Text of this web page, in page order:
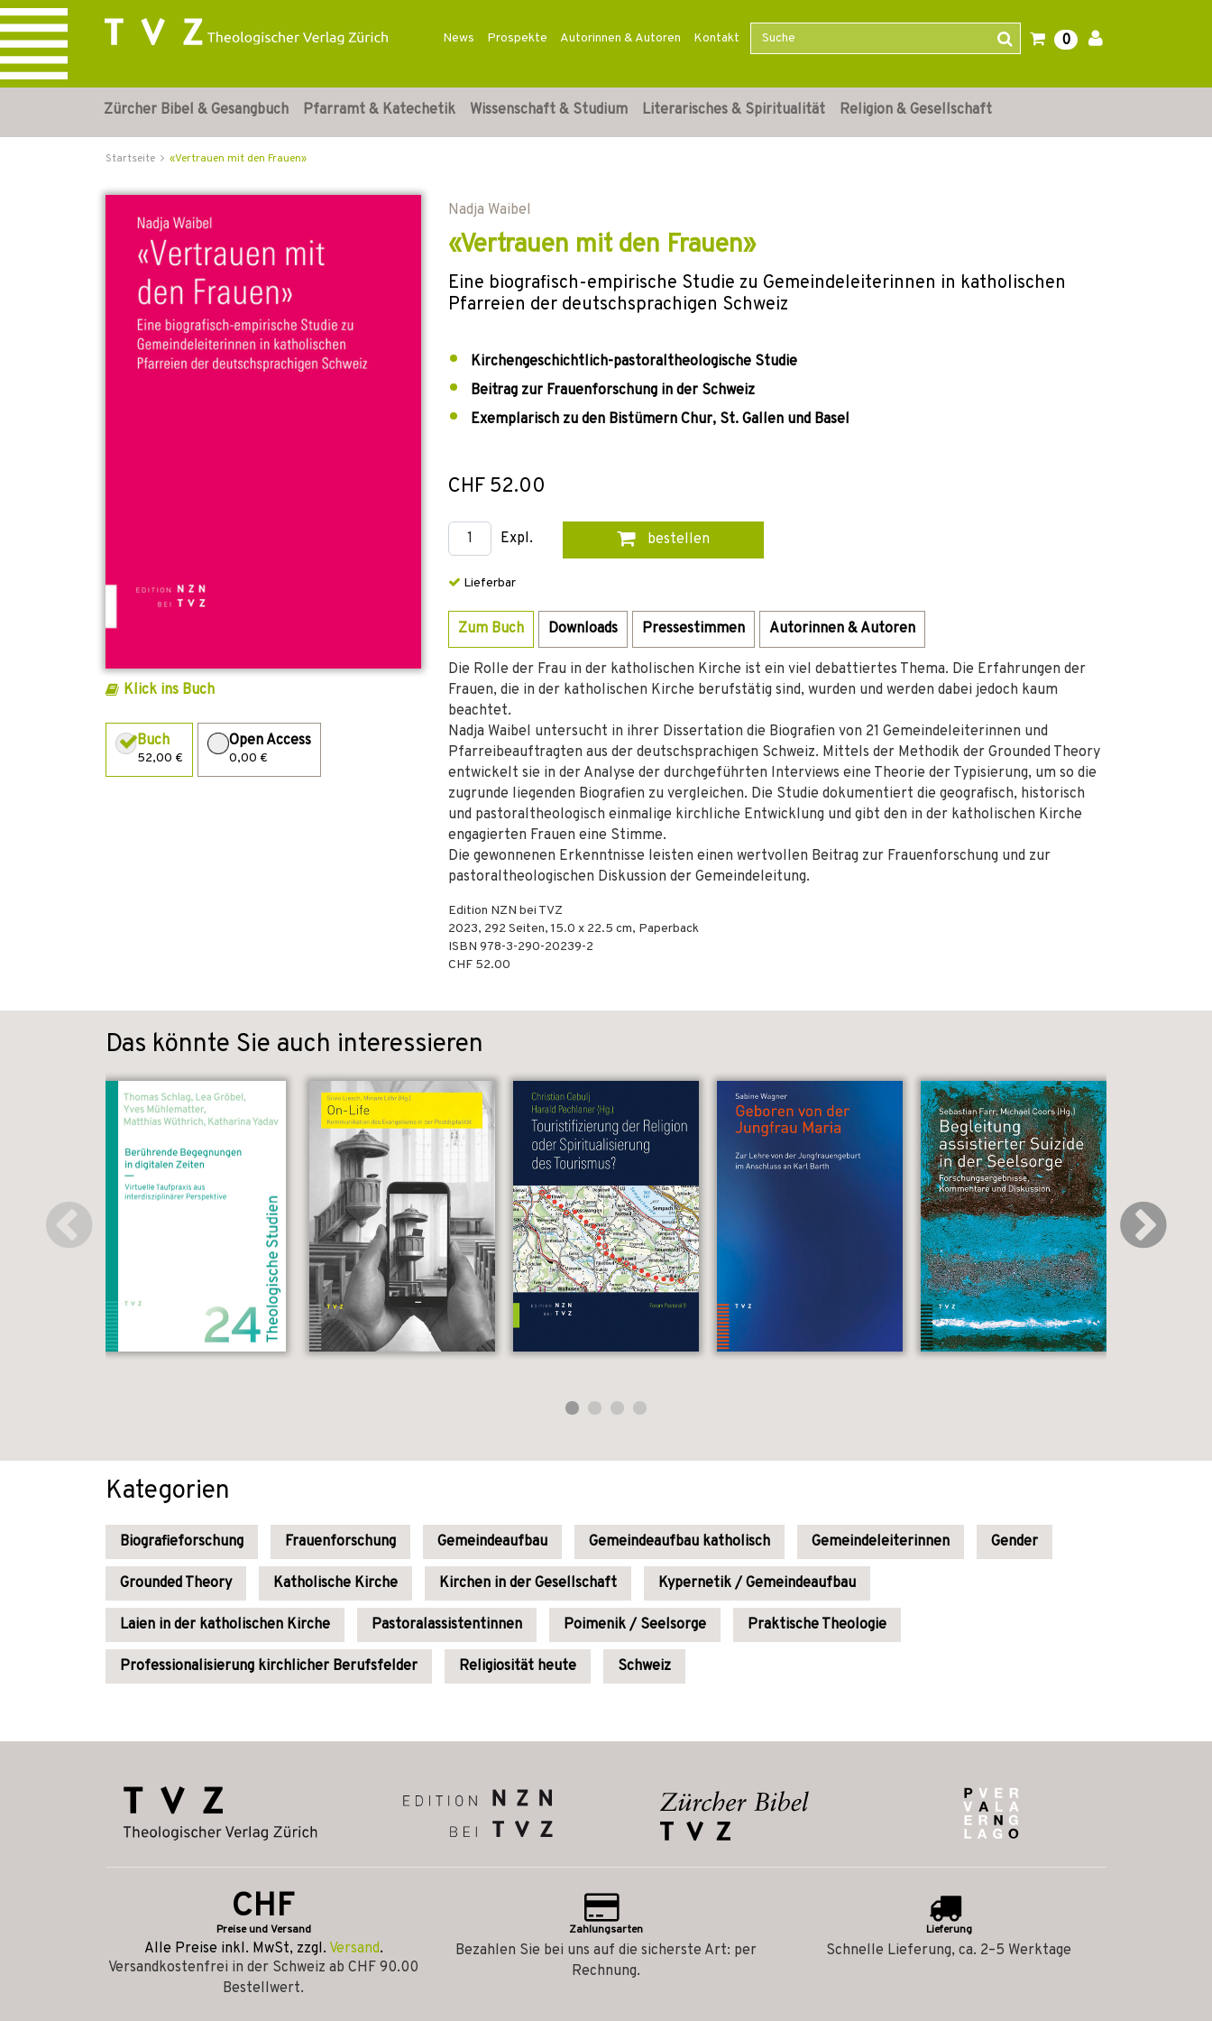
News Prospekte Autorinnen & Autoren Kontakt 0
Zürcher Bibel & Gesangbuch Pfarramt & Katechetik Wissenschaft & Studium Literarisches & Spiritualität Religion & Gesellschaft
Startseite «Vertrauen mit den Frauen»
Klick ins Buch
Buch
52,00 €
Open Access
0,00 €
Nadja Waibel
«Vertrauen mit den Frauen»
Eine biografisch-empirische Studie zu Gemeindeleiterinnen in katholischen
Pfarreien der deutschsprachigen Schweiz
Kirchengeschichtlich-pastoraltheologische Studie
Beitrag zur Frauenforschung in der Schweiz
Exemplarisch zu den Bistümern Chur, St. Gallen und Basel
CHF 52.00
Expl. bestellen
Lieferbar
Zum Buch Downloads Pressestimmen Autorinnen & Autoren
Die Rolle der Frau in der katholischen Kirche ist ein viel debattiertes Thema. Die Erfahrungen der
Frauen, die in der katholischen Kirche berufstätig sind, wurden und werden dabei jedoch kaum
beachtet.
Nadja Waibel untersucht in ihrer Dissertation die Biografien von 21 Gemeindeleiterinnen und
Pfarreibeauftragten aus der deutschsprachigen Schweiz. Mittels der Methodik der Grounded Theory
entwickelt sie in der Analyse der durchgeführten Interviews eine Theorie der Typisierung, um so die
zugrunde liegenden Biografien zu vergleichen. Die Studie dokumentiert die geografisch, historisch
und pastoraltheologisch einmalige kirchliche Entwicklung und gibt den in der katholischen Kirche
engagierten Frauen eine Stimme.
Die gewonnenen Erkenntnisse leisten einen wertvollen Beitrag zur Frauenforschung und zur
pastoraltheologischen Diskussion der Gemeindeleitung.
Edition NZN bei TVZ
2023, 292 Seiten, 15.0 x 22.5 cm, Paperback
ISBN 978-3-290-20239-2
CHF 52.00
Das könnte Sie auch interessieren
Kategorien
Biografieforschung Frauenforschung Gemeindeaufbau Gemeindeaufbau katholisch Gemeindeleiterinnen Gender
Grounded Theory Katholische Kirche Kirchen in der Gesellschaft Kypernetik / Gemeindeaufbau
Laien in der katholischen Kirche Pastoralassistentinnen Poimenik / Seelsorge Praktische Theologie
Professionalisierung kirchlicher Berufsfelder Religiosität heute Schweiz
CHF
Preise und Versand
Alle Preise inkl. MwSt, zzgl. Versand.
Versandkostenfrei in der Schweiz ab CHF 90.00
Bestellwert.
Zahlungsarten
Bezahlen Sie bei uns auf die sicherste Art: per
Rechnung.
Lieferung
Schnelle Lieferung, ca. 2–5 Werktage